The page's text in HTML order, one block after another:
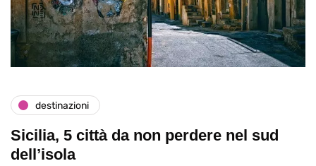
destinazioni
Sicilia, 5 città da non perdere nel sud
dell’isola